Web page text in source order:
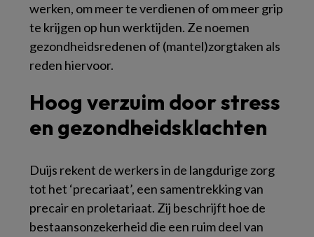
werken, om meer te verdienen of om meer grip
te krijgen op hun werktijden. Ze noemen
gezondheidsredenen of (mantel)zorgtaken als
reden hiervoor.
Hoog verzuim door stress
en gezondheidsklachten
Duijs rekent de werkers in de langdurige zorg
tot het ‘precariaat’, een samentrekking van
precair en proletariaat. Zij beschrijft hoe de
bestaansonzekerheid die een ruim deel van